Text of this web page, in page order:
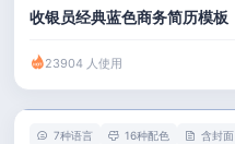
收银员经典蓝色商务简历模板
23904 人使用
7种语言 16种配色 含封面